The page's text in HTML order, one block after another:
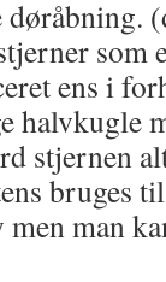
døråbning.
som
ens i
halvkugle
stjernen
bruges
man